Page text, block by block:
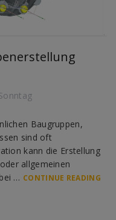
Baugruppen,
sind oft
kann die Erstellung
allgemeinen
… CONTINUE READING